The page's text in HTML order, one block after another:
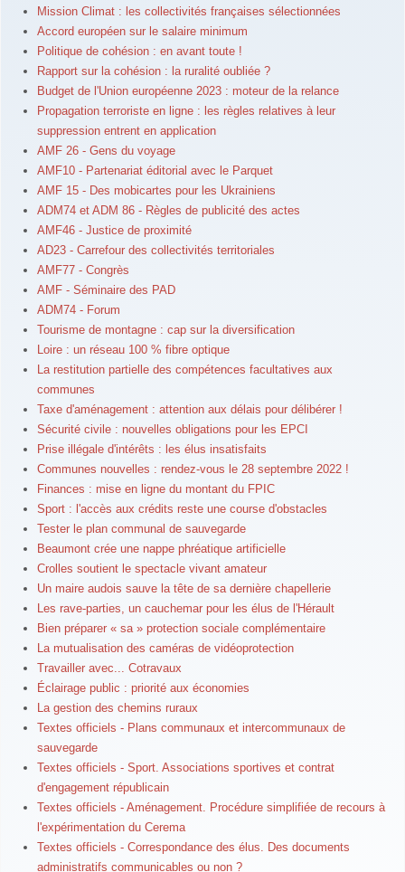
Mission Climat : les collectivités françaises sélectionnées
Accord européen sur le salaire minimum
Politique de cohésion : en avant toute !
Rapport sur la cohésion : la ruralité oubliée ?
Budget de l'Union européenne 2023 : moteur de la relance
Propagation terroriste en ligne : les règles relatives à leur
suppression entrent en application
AMF 26 - Gens du voyage
AMF10 - Partenariat éditorial avec le Parquet
AMF 15 - Des mobicartes pour les Ukrainiens
ADM74 et ADM 86 - Règles de publicité des actes
AMF46 - Justice de proximité
AD23 - Carrefour des collectivités territoriales
AMF77 - Congrès
AMF - Séminaire des PAD
ADM74 - Forum
Tourisme de montagne : cap sur la diversification
Loire : un réseau 100 % fibre optique
La restitution partielle des compétences facultatives aux
communes
Taxe d'aménagement : attention aux délais pour délibérer !
Sécurité civile : nouvelles obligations pour les EPCI
Prise illégale d'intérêts : les élus insatisfaits
Communes nouvelles : rendez-vous le 28 septembre 2022 !
Finances : mise en ligne du montant du FPIC
Sport : l'accès aux crédits reste une course d'obstacles
Tester le plan communal de sauvegarde
Beaumont crée une nappe phréatique artificielle
Crolles soutient le spectacle vivant amateur
Un maire audois sauve la tête de sa dernière chapellerie
Les rave-parties, un cauchemar pour les élus de l'Hérault
Bien préparer « sa » protection sociale complémentaire
La mutualisation des caméras de vidéoprotection
Travailler avec... Cotravaux
Éclairage public : priorité aux économies
La gestion des chemins ruraux
Textes officiels - Plans communaux et intercommunaux de
sauvegarde
Textes officiels - Sport. Associations sportives et contrat
d'engagement républicain
Textes officiels - Aménagement. Procédure simplifiée de recours à
l'expérimentation du Cerema
Textes officiels - Correspondance des élus. Des documents
administratifs communicables ou non ?